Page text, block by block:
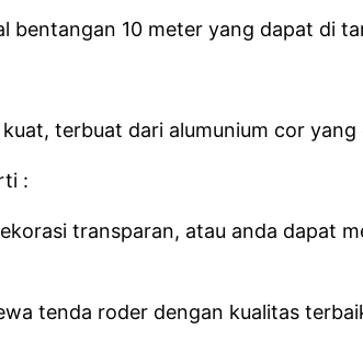
10 meter yang dapat di
terbuat dari alumunium cor
:
transparan, atau anda dapat
tenda roder dengan kualitas